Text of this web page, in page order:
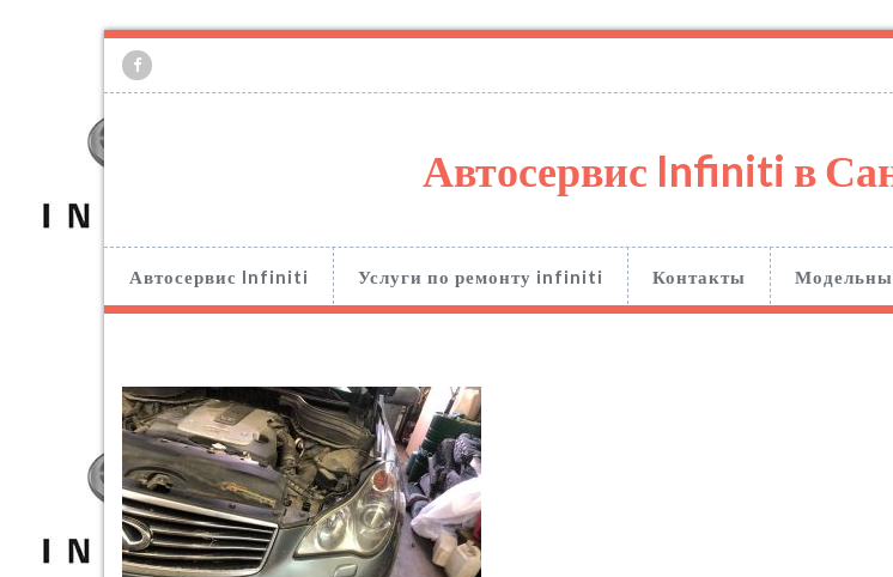
Автосервис Infiniti в
Автосервис Infiniti Услуги по ремонту infiniti Контакты